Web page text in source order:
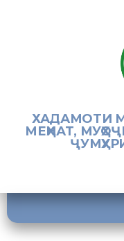
ХАДАМОТИ
МЕҲНАТ,